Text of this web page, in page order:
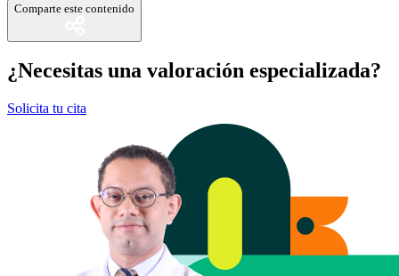
Comparte este contenido
¿Necesitas una valoración especializada?
Solicita tu cita